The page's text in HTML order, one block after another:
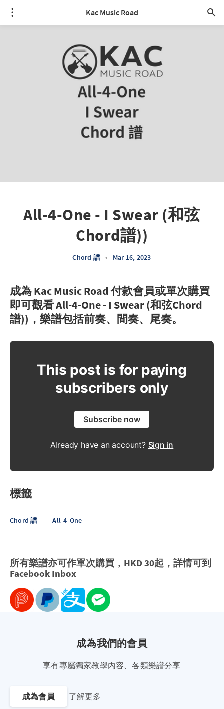
Kac Music Road
All-4-One - I Swear (和弦
Chord譜))
Chord 譜 • Mar 16, 2023
成為 Kac Music Road 付款會員或單次購買
即可觀看 All-4-One - I Swear (和弦Chord
譜))，樂譜包括前奏、間奏、尾奏。
This post is for paying
subscribers only
Subscribe now
Already have an account? Sign in
標籤
Chord 譜 All-4-One
所有樂譜亦可作單次購買，HKD 30起，詳情可到
Facebook Inbox
成為我們的會員
享有專屬獨家教學內容、各類樂譜分享
成為會員 了解更多